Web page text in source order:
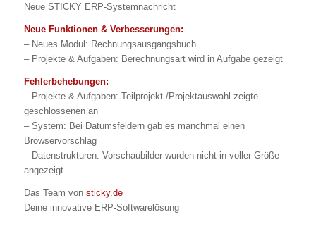
Neue STICKY ERP-Systemnachricht
Neue Funktionen & Verbesserungen:
– Neues Modul: Rechnungsausgangsbuch
– Projekte & Aufgaben: Berechnungsart wird in Aufgabe gezeigt
Fehlerbehebungen:
– Projekte & Aufgaben: Teilprojekt-/Projektauswahl zeigte
geschlossenen an
– System: Bei Datumsfeldern gab es manchmal einen
Browservorschlag
– Datenstrukturen: Vorschaubilder wurden nicht in voller Größe
angezeigt
Das Team von sticky.de
Deine innovative ERP-Softwarelösung